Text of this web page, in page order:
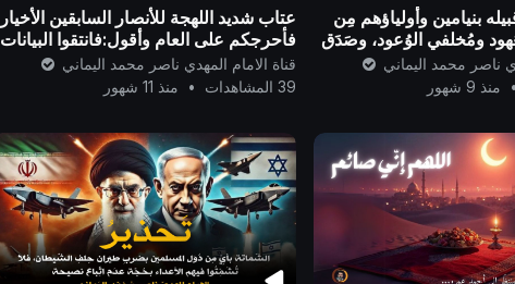
بنيامين وأولياؤهم مِن
ومُخلفي الوُعود، وصَدَق
..
ناصر محمد اليماني
• منذ 9 شهور
عتاب شديد اللهجة للأنصار السابقين الأخيار
فأحرجكم على العام وأقول:فانتقوا البيانات
المبشرة وليست المنفرةمن بعد ما تبين
لصناع القرارأنه الحق
قناة الامام المهدي ناصر محمد اليماني
39 المشاهدات
• منذ 11 شهور